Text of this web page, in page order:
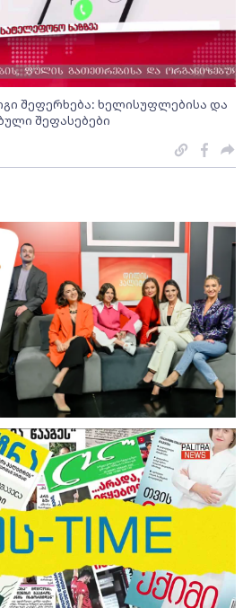
შეფერხება: ხელისუფლებისა და
შეფასებები